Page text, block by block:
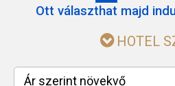
Ott választhat majd
HOTEL